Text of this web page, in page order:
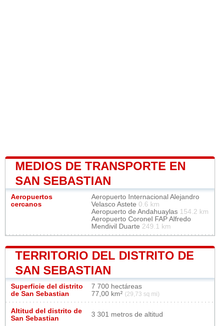
MEDIOS DE TRANSPORTE EN
SAN SEBASTIAN
Aeropuertos
cercanos
Aeropuerto Internacional Alejandro
Velasco Astete 0.6 km
Aeropuerto de Andahuaylas 154.2 km
Aeropuerto Coronel FAP Alfredo
Mendivil Duarte 249.1 km
TERRITORIO DEL DISTRITO DE
SAN SEBASTIAN
Superficie del distrito
de San Sebastian
7 700 hectáreas
77,00 km² (29,73 sq mi)
Altitud del distrito de
San Sebastian
3 301 metros de altitud